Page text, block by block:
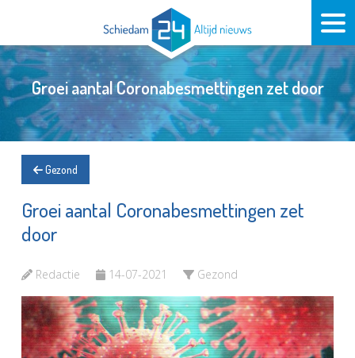
Groei aantal Coronabesmettingen zet door
Gezond
Groei aantal Coronabesmettingen zet
door
Redactie 14-07-2021 Gezond